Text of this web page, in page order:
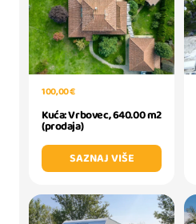
100,00 €
Kuća: Vrbovec, 640.00 m2
(prodaja)
SAZNAJ VIŠE